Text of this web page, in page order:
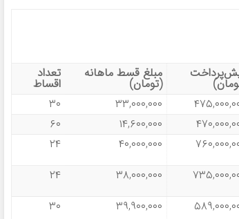
مبلغ قسط ماهانه
(تومان)
تعداد
اقساط
۳۳,۰۰۰,۰۰۰
۳۰
۱۴,۶۰۰,۰۰۰
۶۰
۴۰,۰۰۰,۰۰۰
۲۴
۳۸,۰۰۰,۰۰۰
۲۴
۳۹,۹۰۰,۰۰۰
۳۰